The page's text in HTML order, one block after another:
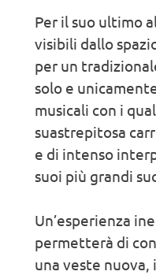
Per il suo ultimo
visibili dallo
per un
solo e
musicali con i
suastrepitosa
e di intenso
suoi più grandi
Un’esperienza
permetterà di
una veste nuova,